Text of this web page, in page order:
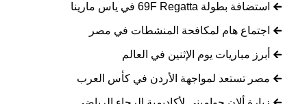
استضافة بطولة 69F Regatta في ياس مارينا
اجتماع هام لمكافحة المنشطات في مصر
أبرز مباريات يوم الإثنين في العالم
مصر تستعد لمواجهة الأردن في كأس العرب